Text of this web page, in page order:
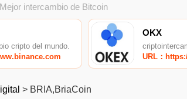
Mejor intercambio de Bitcoin
cripto del mundo.
OKX
URL：
> BRIA,BriaCoin